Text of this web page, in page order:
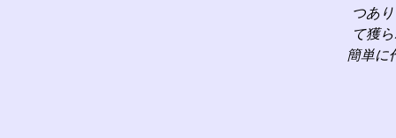
つあ
て獲
簡単に